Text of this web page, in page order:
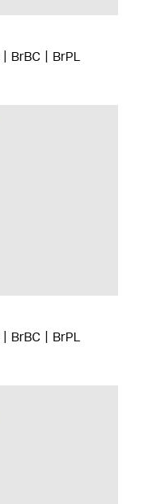
BrBC BrPL
BrBC BrPL